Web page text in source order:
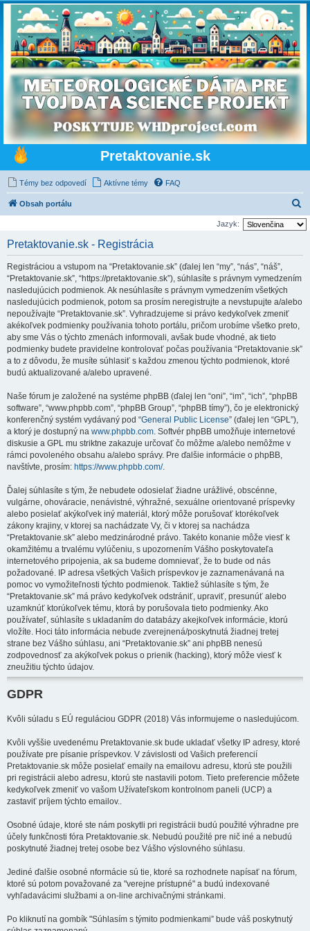
Pretaktovanie.sk
Témy bez odpovedí Aktívne témy FAQ
Obsah portálu
ľ
Jazyk:
Pretaktovanie.sk - Registrácia
Registráciou a vstupom na “Pretaktovanie.sk” (ďalej len “my”, “nás”, “náš”,
“Pretaktovanie.sk”, “https://pretaktovanie.sk”), súhlasíte s právnym vymedzením
nasledujúcich podmienok. Ak nesúhlasíte s právnym vymedzením všetkých
nasledujúcich podmienok, potom sa prosím neregistrujte a nevstupujte a/alebo
nepoužívajte “Pretaktovanie.sk”. Vyhradzujeme si právo kedykoľvek zmeniť
akékoľvek podmienky používania tohoto portálu, pričom urobíme všetko preto,
aby sme Vás o týchto zmenách informovali, avšak bude vhodné, ak tieto
podmienky budete pravidelne kontrolovať počas používania “Pretaktovanie.sk”
a to z dôvodu, že musíte súhlasiť s každou zmenou týchto podmienok, ktoré
budú aktualizované a/alebo upravené.
Naše fórum je založené na systéme phpBB (ďalej len “oni”, “im”, “ich”, “phpBB
software”, “www.phpbb.com”, “phpBB Group”, “phpBB tímy”), čo je elektronický
konferenčný systém vydávaný pod “General Public License” (ďalej len “GPL”),
a ktorý je dostupný na www.phpbb.com. Softvér phpBB umožňuje internetové
diskusie a GPL mu striktne zakazuje určovať čo môžme a/alebo nemôžme v
rámci povoleného obsahu a/alebo správy. Pre ďalšie informácie o phpBB,
navštívte, prosím: https://www.phpbb.com/.
Ďalej súhlasíte s tým, že nebudete odosielať žiadne urážlivé, obscénne,
vulgárne, ohováracie, nenávistné, výhražné, sexuálne orientované príspevky
alebo posielať akýkoľvek iný materiál, ktorý môže porušovať ktorékoľvek
zákony krajiny, v ktorej sa nachádzate Vy, či v ktorej sa nachádza
“Pretaktovanie.sk” alebo medzinárodné právo. Takéto konanie môže viesť k
okamžitému a trvalému vylúčeniu, s upozornením Vášho poskytovateľa
internetového pripojenia, ak sa budeme domnievať, že to bude od nás
požadované. IP adresa všetkých Vašich príspevkov je zaznamenávaná na
pomoc vo vymožiteľnosti týchto podmienok. Taktiež súhlasíte s tým, že
“Pretaktovanie.sk” má právo kedykoľvek odstrániť, upraviť, presunúť alebo
uzamknúť ktorúkoľvek tému, ktorá by porušovala tieto podmienky. Ako
používateľ, súhlasíte s ukladaním do databázy akejkoľvek informácie, ktorú
vložíte. Hoci táto informácia nebude zverejnená/poskytnutá žiadnej tretej
strane bez Vášho súhlasu, ani “Pretaktovanie.sk” ani phpBB nenesú
zodpovednosť za akýkoľvek pokus o prienik (hacking), ktorý môže viesť k
zneužitiu týchto údajov.
GDPR
Kvôli súladu s EÚ reguláciou GDPR (2018) Vás informujeme o nasledujúcom.
Kvôli vyššie uvedenému Pretaktovanie.sk bude ukladať všetky IP adresy, ktoré
používate pre písanie príspevkov. V závislosti od Vašich preferencií
Pretaktovanie.sk môže posielať emaily na emailovu adresu, ktorú ste použili
pri registrácii alebo adresu, ktorú ste nastavili potom. Tieto preferencie môžete
kedykoľvek zmeniť vo vašom Užívateľskom kontrolnom paneli (UCP) a
zastaviť príjem týchto emailov..
Osobné údaje, ktoré ste nám poskytli pri registrácii budú použité výhradne pre
účely funkčnosti fóra Pretaktovanie.sk. Nebudú použité pre nič iné a nebudú
poskytnuté žiadnej tretej osobe bez Vášho výslovného súhlasu.
Jediné ďalšie osobné nformácie sú tie, ktoré sa rozhodnete napísať na fórum,
ktoré sú potom považované za "verejne prístupné" a budú indexované
vyhľadavácimi službami a on-line archivačnými stránkami.
Po kliknutí na gombík "Súhlasím s týmito podmienkami” bude váš poskytnutý